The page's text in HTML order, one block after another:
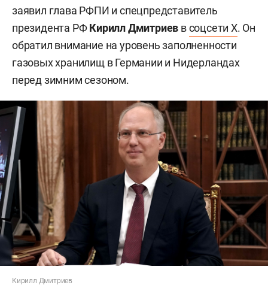
заявил глава РФПИ и спецпредставитель
президента РФКирилл Дмитриев всоцсети X. Он
обратил внимание на уровень заполненности
газовых хранилищ в Германии и Нидерландах
перед зимним сезоном.
Кирилл Дмитриев